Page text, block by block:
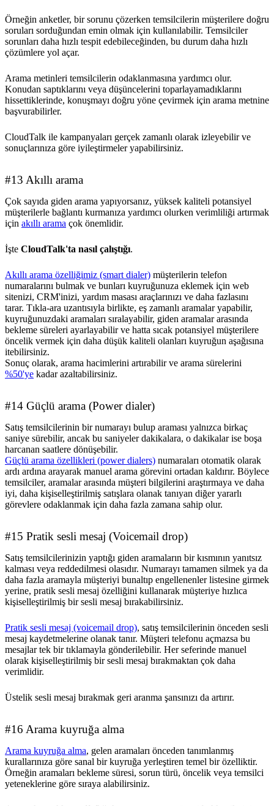
Örneğin anketler, bir sorunu çözerken temsilcilerin müşterilere doğru
soruları sorduğundan emin olmak için kullanılabilir. Temsilciler
sorunları daha hızlı tespit edebileceğinden, bu durum daha hızlı
çözümlere yol açar.
Arama metinleri temsilcilerin odaklanmasına yardımcı olur.
Konudan saptıklarını veya düşüncelerini toparlayamadıklarını
hissettiklerinde, konuşmayı doğru yöne çevirmek için arama metnine
başvurabilirler.
CloudTalk ile kampanyaları gerçek zamanlı olarak izleyebilir ve
sonuçlarınıza göre iyileştirmeler yapabilirsiniz.
#13 Akıllı arama
Çok sayıda giden arama yapıyorsanız, yüksek kaliteli potansiyel
müşterilerle bağlantı kurmanıza yardımcı olurken verimliliği artırmak
için akıllı arama çok önemlidir.
İşte CloudTalk'ta nasıl çalıştığı.
Akıllı arama özelliğimiz (smart dialer) müşterilerin telefon
numaralarını bulmak ve bunları kuyruğunuza eklemek için web
sitenizi, CRM'inizi, yardım masası araçlarınızı ve daha fazlasını
tarar. Tıkla-ara uzantısıyla birlikte, eş zamanlı aramalar yapabilir,
kuyruğunuzdaki aramaları sıralayabilir, giden aramalar arasında
bekleme süreleri ayarlayabilir ve hatta sıcak potansiyel müşterilere
öncelik vermek için daha düşük kaliteli olanları kuyruğun aşağısına
itebilirsiniz.
Sonuç olarak, arama hacimlerini artırabilir ve arama sürelerini
%50'ye kadar azaltabilirsiniz.
#14 Güçlü arama (Power dialer)
Satış temsilcilerinin bir numarayı bulup araması yalnızca birkaç
saniye sürebilir, ancak bu saniyeler dakikalara, o dakikalar ise boşa
harcanan saatlere dönüşebilir.
Güçlü arama özellikleri (power dialers) numaraları otomatik olarak
ardı ardına arayarak manuel arama görevini ortadan kaldırır. Böylece
temsilciler, aramalar arasında müşteri bilgilerini araştırmaya ve daha
iyi, daha kişiselleştirilmiş satışlara olanak tanıyan diğer yararlı
görevlere odaklanmak için daha fazla zamana sahip olur.
#15 Pratik sesli mesaj (Voicemail drop)
Satış temsilcilerinizin yaptığı giden aramaların bir kısmının yanıtsız
kalması veya reddedilmesi olasıdır. Numarayı tamamen silmek ya da
daha fazla aramayla müşteriyi bunaltıp engellenenler listesine girmek
yerine, pratik sesli mesaj özelliğini kullanarak müşteriye hızlıca
kişiselleştirilmiş bir sesli mesaj bırakabilirsiniz.
Pratik sesli mesaj (voicemail drop), satış temsilcilerinin önceden sesli
mesaj kaydetmelerine olanak tanır. Müşteri telefonu açmazsa bu
mesajlar tek bir tıklamayla gönderilebilir. Her seferinde manuel
olarak kişiselleştirilmiş bir sesli mesaj bırakmaktan çok daha
verimlidir.
Üstelik sesli mesaj bırakmak geri aranma şansınızı da artırır.
#16 Arama kuyruğa alma
Arama kuyruğa alma, gelen aramaları önceden tanımlanmış
kurallarınıza göre sanal bir kuyruğa yerleştiren temel bir özelliktir.
Örneğin aramaları bekleme süresi, sorun türü, öncelik veya temsilci
yeteneklerine göre sıraya alabilirsiniz.